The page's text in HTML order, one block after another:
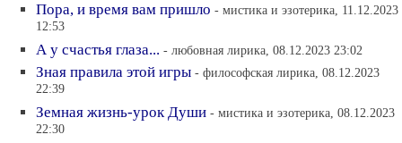
Пора, и время вам пришло - мистика и эзотерика, 11.12.2023
12:53
А у счастья глаза... - любовная лирика, 08.12.2023 23:02
Зная правила этой игры - философская лирика, 08.12.2023
22:39
Земная жизнь-урок Души - мистика и эзотерика, 08.12.2023
22:30